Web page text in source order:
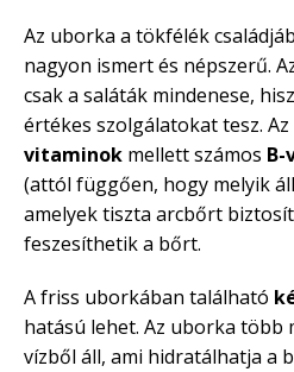
Az uborka a tökfélék
nagyon ismert és népszerű.
csak a saláták mindenese,
értékes szolgálatokat tesz.
vitaminok mellett számos
(attól függően, hogy melyik
amelyek tiszta arcbőrt
feszesíthetik a bőrt.
A friss uborkában található
hatású lehet. Az uborka több
vízből áll, ami hidratálhatja a